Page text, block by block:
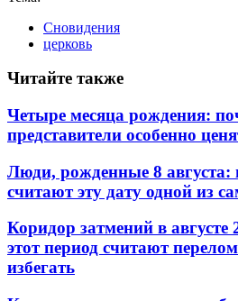
Сновидения
церковь
Читайте также
Четыре месяца рождения:
представители особенно
Люди, рожденные 8 августа:
считают эту дату одной из
Коридор затмений в августе
этот период считают
избегать